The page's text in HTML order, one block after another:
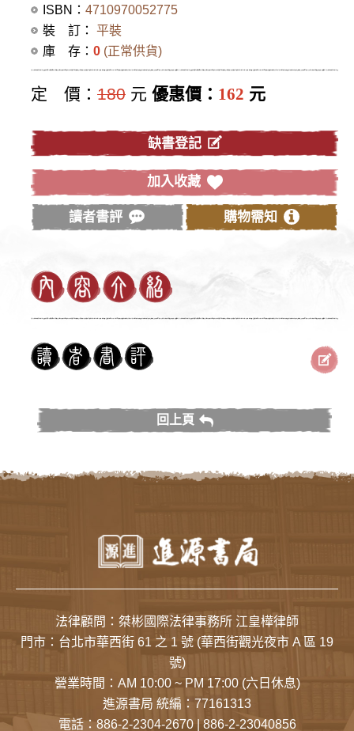
ISBN： 4710970052775
裝 訂： 平裝
庫 存： 0 (正常供貨)
定 價： 180 元 優惠價： 162 元
缺書登記
加入收藏
讀者書評 購物需知
回上頁
法律顧問：桀彬國際法律事務所 江皇樺律師
門市： 台北市華西街 61 之 1 號 (華西街觀光夜市 A 區 19
號)
營業時間：AM 10:00 ~ PM 17:00 (六日休息)
進源書局 統編：77161313
電話： 886-2-2304-2670|886-2-23040856